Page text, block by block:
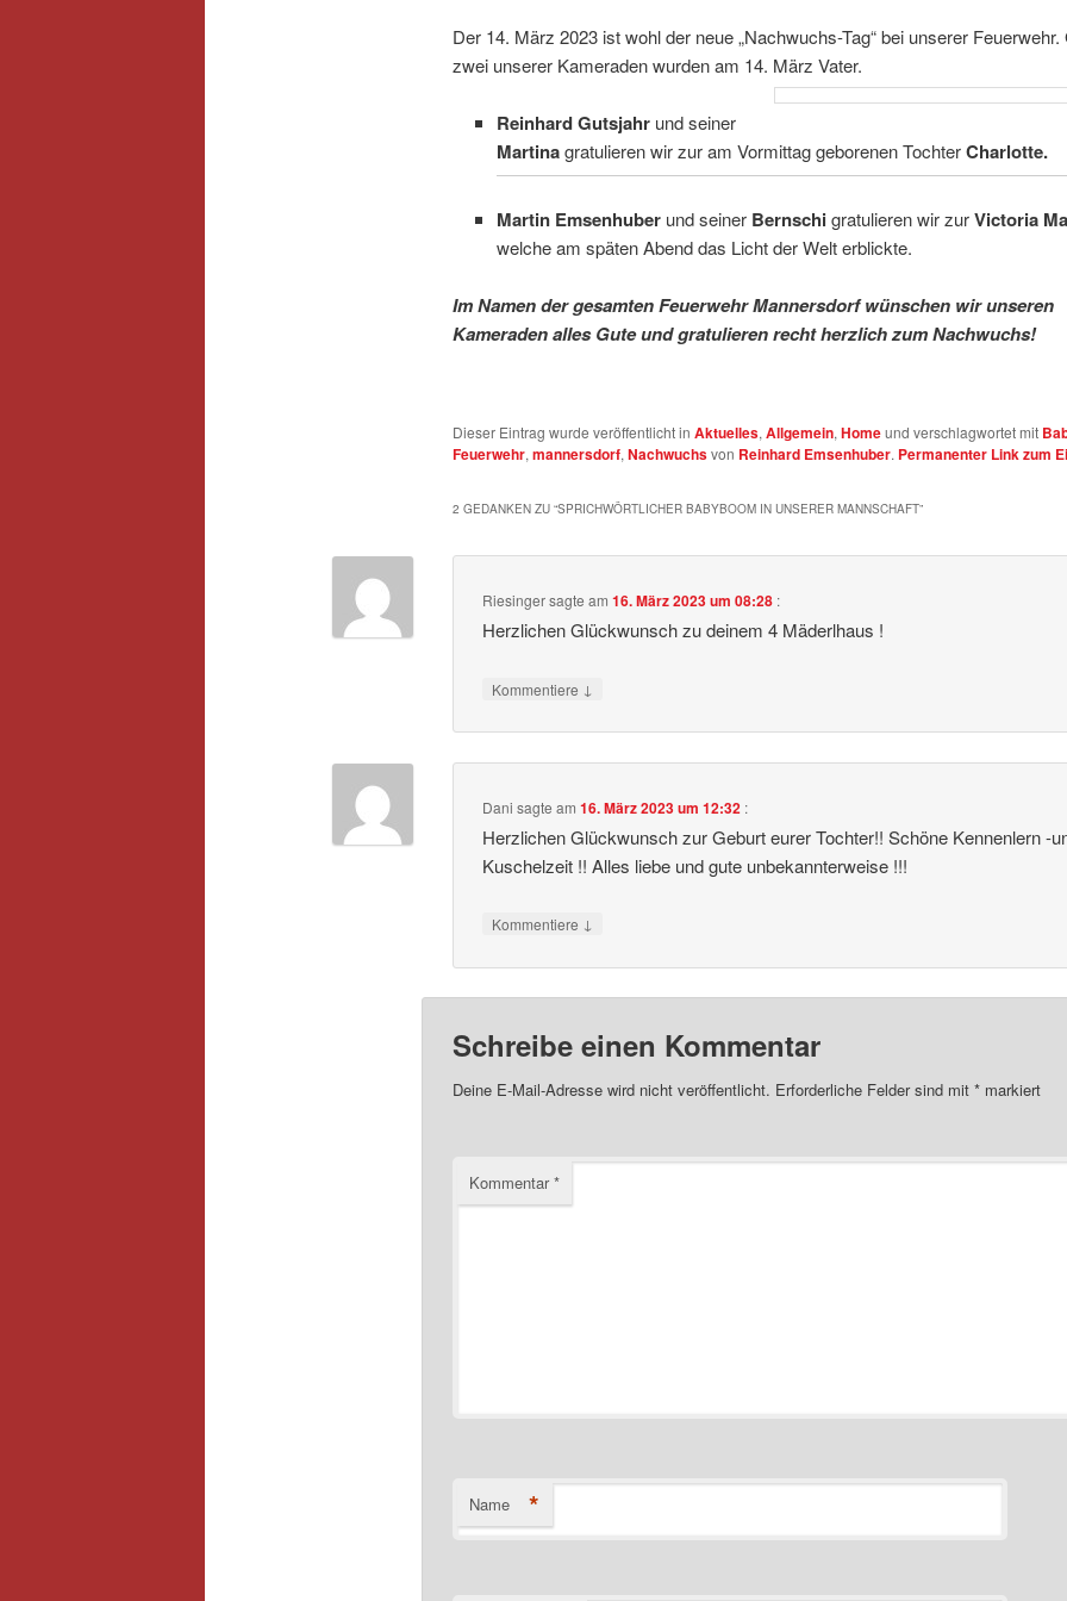
Der 14. März 2023 ist wohl der neue „Nachwuchs-Tag“ bei unserer Feuerwehr.
zwei unserer Kameraden wurden am 14. März Vater.
Reinhard Gutsjahr und seiner
Martinagratulieren wir zur am Vormittag geborenen TochterCharlotte.
Martin Emsenhuber und seiner Bernschigratulieren wir zurVictoria
welche am späten Abend das Licht der Welt erblickte.
Im Namen der gesamten Feuerwehr Mannersdorf wünschen wir unseren
Kameraden alles Gute und gratulieren rechtherzlich zumNachwuchs!
Dieser Eintrag wurde veröffentlicht in Aktuelles, Allgemein, Homeund verschlagwortet mit
Feuerwehr, mannersdorf, Nachwuchsvon Reinhard Emsenhuber. Permanenter Link zum
2 GEDANKEN ZU “SPRICHWÖRTLICHER BABYBOOM IN UNSERER MANNSCHAFT”
Riesingersagte am16. März 2023 um 08:28 :
Herzlichen Glückwunsch zu deinem 4 Mäderlhaus !
Kommentiere ↓
Dani sagte am16. März 2023 um 12:32 :
Herzlichen Glückwunsch zur Geburt eurer Tochter!! Schöne Kennenlern -
Kuschelzeit !! Alles liebe und gute unbekannterweise !!!
Kommentiere ↓
Schreibe einen Kommentar
Deine E-Mail-Adresse wird nicht veröffentlicht. Erforderliche Felder sind mit *markiert
Kommentar*
Name *